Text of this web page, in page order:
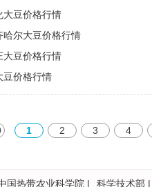
大豆价格行情
尔大豆价格行情
大豆价格行情
豆价格行情
1 2 3 4
国热带农业科学院 | 科学技术部 |